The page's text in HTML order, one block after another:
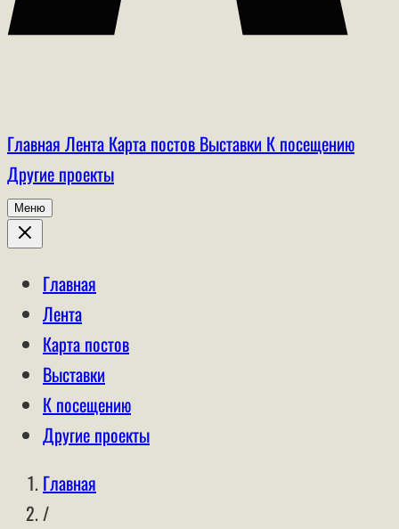
Главная Лента Карта постов Выставки К посещению
Другие проекты
Меню
Главная
Лента
Карта постов
Выставки
К посещению
Другие проекты
Главная
/